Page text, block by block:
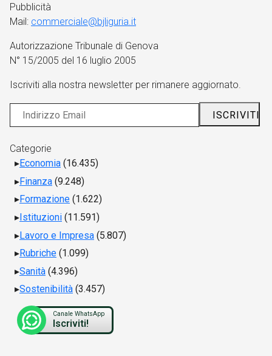
Pubblicità
Mail: commerciale@bjliguria.it
Autorizzazione Tribunale di Genova
N° 15/2005 del 16 luglio 2005
Iscriviti alla nostra newsletter per rimanere aggiornato.
Categorie
Economia (16.435)
Finanza (9.248)
Formazione (1.622)
Istituzioni (11.591)
Lavoro e Impresa (5.807)
Rubriche (1.099)
Sanità (4.396)
Sostenibilità (3.457)
Canale WhatsApp
Iscriviti!